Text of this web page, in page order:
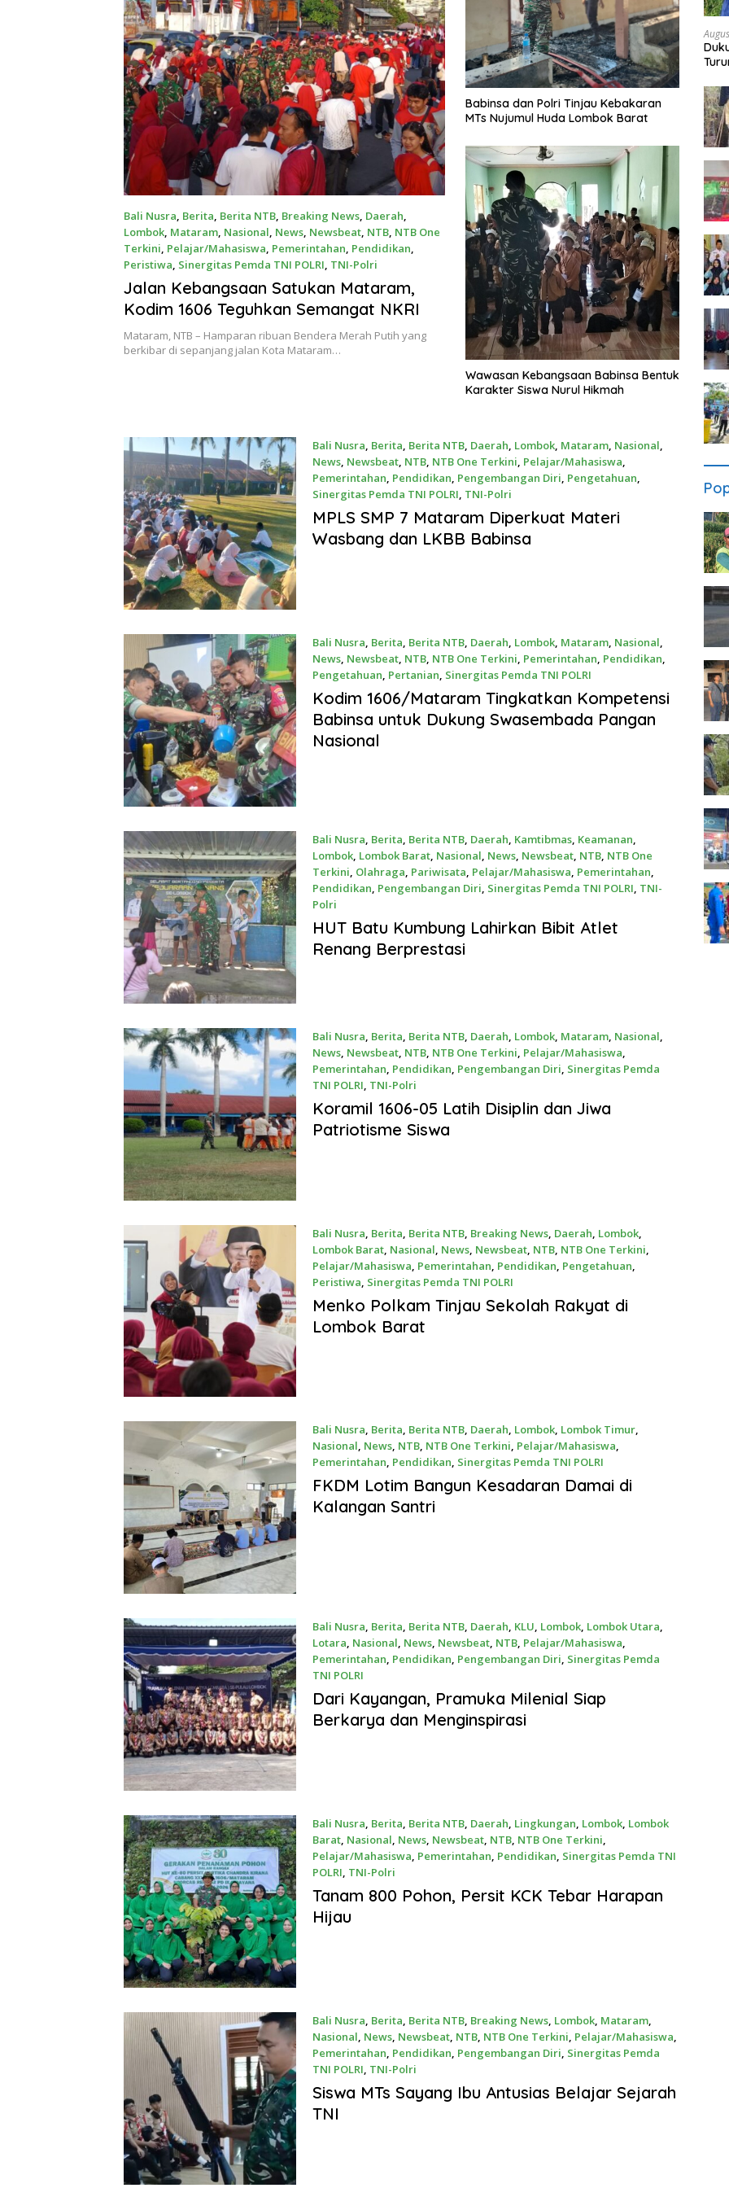
Bali Nusra Berita Berita NTB Breaking News Daerah
Lombok Mataram Nasional News Newsbeat NTB NTB One
Terkini Pelajar/Mahasiswa Pemerintahan Pendidikan
Peristiwa Sinergitas Pemda TNI POLRI TNI-Polri
August 7, 2026
Jalan Kebangsaan Satukan Mataram,
Kodim 1606 Teguhkan Semangat NKRI
Mataram, NTB – Hamparan ribuan Bendera Merah Putih yang
berkibar di sepanjang jalan Kota Mataram…
Babinsa dan Polri Tinjau Kebakaran
MTs Nujumul Huda Lombok Barat
Wawasan Kebangsaan Babinsa Bentuk
Karakter Siswa Nurul Hikmah
Bali Nusra, Berita, Berita NTB, Daerah, Lombok, Mataram, Nasional,
News, Newsbeat, NTB, NTB One Terkini, Pelajar/Mahasiswa,
Pemerintahan, Pendidikan, Pengembangan Diri, Pengetahuan,
Sinergitas Pemda TNI POLRI, TNI-Polri
July 15, 2026
MPLS SMP 7 Mataram Diperkuat Materi
Wasbang dan LKBB Babinsa
Bali Nusra, Berita, Berita NTB, Daerah, Lombok, Mataram, Nasional,
News, Newsbeat, NTB, NTB One Terkini, Pemerintahan, Pendidikan,
Pengetahuan, Pertanian, Sinergitas Pemda TNI POLRI
June 30, 2026
Kodim 1606/Mataram Tingkatkan Kompetensi
Babinsa untuk Dukung Swasembada Pangan
Nasional
Bali Nusra, Berita, Berita NTB, Daerah, Kamtibmas, Keamanan,
Lombok, Lombok Barat, Nasional, News, Newsbeat, NTB, NTB One
Terkini, Olahraga, Pariwisata, Pelajar/Mahasiswa, Pemerintahan,
Pendidikan, Pengembangan Diri, Sinergitas Pemda TNI POLRI, TNI-
Polri
June 8, 2026
HUT Batu Kumbung Lahirkan Bibit Atlet
Renang Berprestasi
Bali Nusra, Berita, Berita NTB, Daerah, Lombok, Mataram, Nasional,
News, Newsbeat, NTB, NTB One Terkini, Pelajar/Mahasiswa,
Pemerintahan, Pendidikan, Pengembangan Diri, Sinergitas Pemda
TNI POLRI, TNI-Polri
May 22, 2026
Koramil 1606-05 Latih Disiplin dan Jiwa
Patriotisme Siswa
Bali Nusra Berita Berita NTB, Breaking News, Daerah Lombok,
Lombok Barat, Nasional News, Newsbeat, NTB, NTB One Terkini
Pelajar/Mahasiswa Pemerintahan Pendidikan Pengetahuan
Peristiwa Sinergitas Pemda TNI POLRI
May 21, 2026
Menko Polkam Tinjau Sekolah Rakyat di
Lombok Barat
Bali Nusra, Berita, Berita NTB, Daerah, Lombok, Lombok Timur,
Nasional, News, NTB, NTB One Terkini, Pelajar/Mahasiswa,
Pemerintahan, Pendidikan, Sinergitas Pemda TNI POLRI
April 27, 2026
FKDM Lotim Bangun Kesadaran Damai di
Kalangan Santri
Bali Nusra, Berita, Berita NTB, Daerah, KLU, Lombok, Lombok Utara,
Lotara, Nasional, News, Newsbeat, NTB, Pelajar/Mahasiswa,
Pemerintahan, Pendidikan, Pengembangan Diri, Sinergitas Pemda
TNI POLRI
April 27, 2026
Dari Kayangan, Pramuka Milenial Siap
Berkarya dan Menginspirasi
Bali Nusra, Berita, Berita NTB, Daerah, Lingkungan, Lombok, Lombok
Barat, Nasional, News, Newsbeat, NTB, NTB One Terkini,
Pelajar/Mahasiswa, Pemerintahan, Pendidikan, Sinergitas Pemda TNI
POLRI, TNI-Polri
April 25, 2026
Tanam 800 Pohon, Persit KCK Tebar Harapan
Hijau
Bali Nusra, Berita, Berita NTB, Breaking News, Lombok, Mataram,
Nasional, News, Newsbeat, NTB, NTB One Terkini, Pelajar/Mahasiswa,
Pemerintahan, Pendidikan, Pengembangan Diri, Sinergitas Pemda
TNI POLRI, TNI-Polri
April 8, 2026
Siswa MTs Sayang Ibu Antusias Belajar Sejarah
TNI